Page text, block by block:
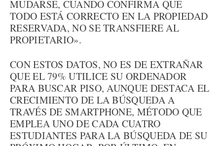
MUDARSE, CUANDO CONFIRMA QUE
TODO ESTÁ CORRECTO EN LA PROPIEDAD
RESERVADA, NO SE TRANSFIERE AL
PROPIETARIO».
CON ESTOS DATOS, NO ES DE EXTRAÑAR
QUE EL 79% UTILICE SU ORDENADOR
PARA BUSCAR PISO, AUNQUE DESTACA EL
CRECIMIENTO DE LA BÚSQUEDA A
TRAVÉS DE SMARTPHONE, MÉTODO QUE
EMPLEA UNO DE CADA CUATRO
ESTUDIANTES PARA LA BÚSQUEDA DE SU